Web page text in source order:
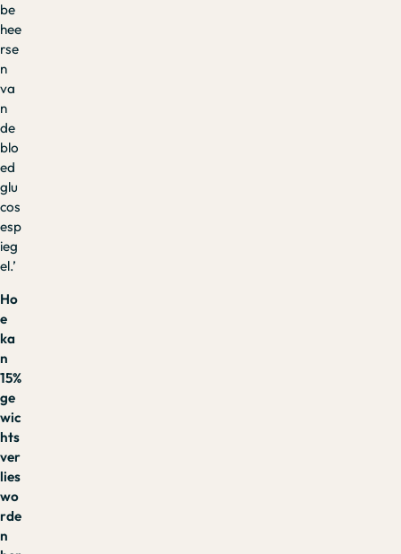
be
hee
rse
n
va
n
de
blo
ed
glu
cos
esp
ieg
el.’
Ho
e
ka
n
15%
ge
wic
hts
ver
lies
wo
rde
n